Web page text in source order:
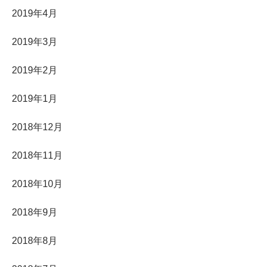
2019年4月
2019年3月
2019年2月
2019年1月
2018年12月
2018年11月
2018年10月
2018年9月
2018年8月